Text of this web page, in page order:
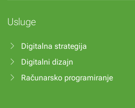
Usluge
Digitalna strategija
Digitalni dizajn
Računarsko programiranje